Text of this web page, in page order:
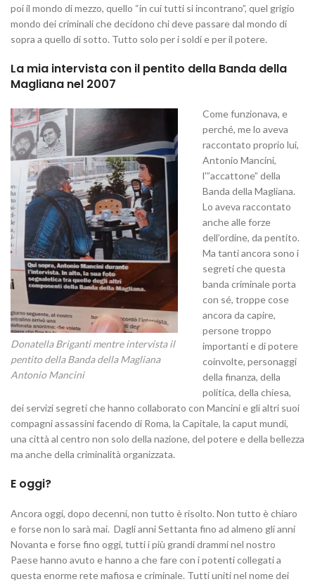
poi il mondo di mezzo, quello “in cui tutti si incontrano”, quel grigio
mondo dei criminali che decidono chi deve passare dal mondo di
sopra a quello di sotto. Tutto solo per i soldi e per il potere.
La mia intervista con il pentito della Banda della
Magliana nel 2007
Donatella Briganti mentre intervista il
pentito della Banda della Magliana
Antonio Mancini
Come funzionava, e
perché, me lo aveva
raccontato proprio lui,
Antonio Mancini,
l'”accattone” della
Banda della Magliana.
Lo aveva raccontato
anche alle forze
dell’ordine, da pentito.
Ma tanti ancora sono i
segreti che questa
banda criminale porta
con sé, troppe cose
ancora da capire,
persone troppo
importanti e di potere
coinvolte, personaggi
della finanza, della
politica, della chiesa,
dei servizi segreti che hanno collaborato con Mancini e gli altri suoi
compagni assassini facendo di Roma, la Capitale, la caput mundi,
una città al centro non solo della nazione, del potere e della bellezza
ma anche della criminalità organizzata.
E oggi?
Ancora oggi, dopo decenni, non tutto è risolto. Non tutto è chiaro
e forse non lo sarà mai. Dagli anni Settanta fino ad almeno gli anni
Novanta e forse fino oggi, tutti i più grandi drammi nel nostro
Paese hanno avuto e hanno a che fare con i potenti collegati a
questa enorme rete mafiosa e criminale. Tutti uniti nel nome dei